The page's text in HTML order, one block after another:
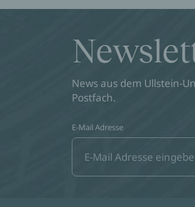
News aus dem Ullstein-
Postfach.
E-Mail Adresse